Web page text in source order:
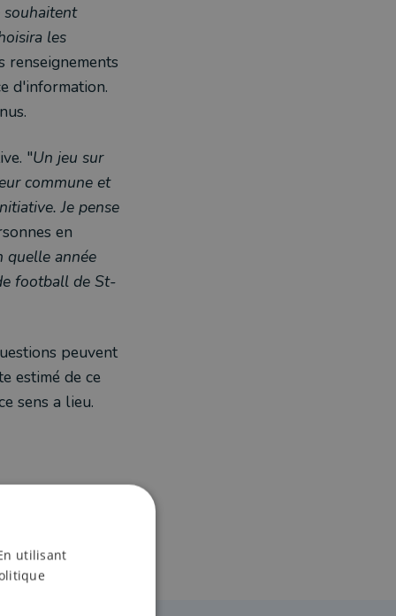
souhaitent
les
renseignements
d'information.
"Un jeu sur
commune et
Je pense
en
quelle année
football de St-
peuvent
estimé de ce
sens a lieu.
utilisant